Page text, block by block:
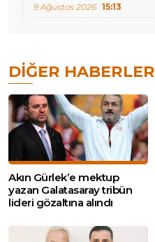
9 Ağustos 2026 15:13
DIĞER HABERLER
Akın Gürlek’e mektup
yazan Galatasaray tribün
lideri gözaltına alındı